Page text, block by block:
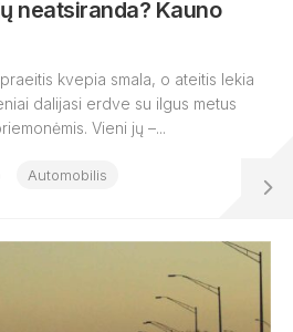
neatsiranda? Kauno
kvepia smala, o ateitis lekia
dalijasi erdve su ilgus metus
Vieni jų –...
Automobilis